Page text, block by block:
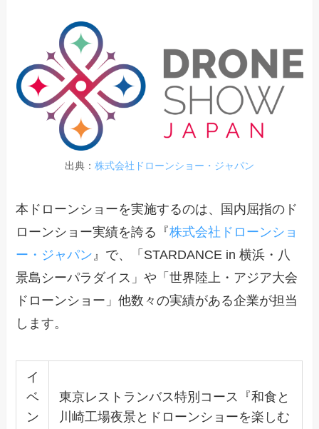
出典： 株式会社ドローンショー・ジャパン
本ドローンショーを実施するのは、国内屈指のド
ローンショー実績を誇る『株式会社ドローンショ
ー・ジャパン』で、「STARDANCE in 横浜・八
景島シーパラダイス」や「世界陸上・アジア大会
ドローンショー」他数々の実績がある企業が担当
します。
イ
ベ
ン
東京レストランバス特別コース『和食と
川崎工場夜景とドローンショーを楽しむ